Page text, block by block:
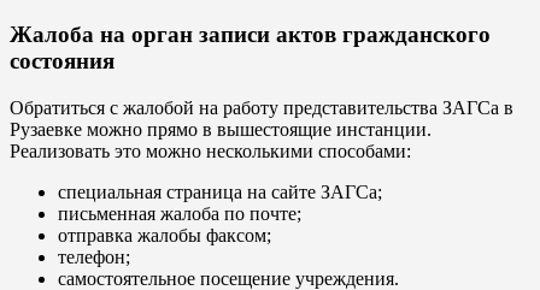
Жалоба на орган записи актов гражданского
состояния
Обратиться с жалобой на работу представительства ЗАГСа в
Рузаевке можно прямо в вышестоящие инстанции.
Реализовать это можно несколькими способами:
специальная страница на сайте ЗАГСа;
письменная жалоба по почте;
отправка жалобы факсом;
телефон;
самостоятельное посещение учреждения.